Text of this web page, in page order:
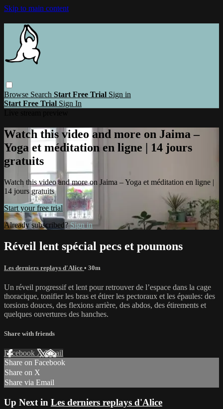
Skip to main content
Browse Search Start Free Trial Sign in
Start Free Trial Sign In
Watch this video and more on Jaima –
Yoga et méditation en ligne | 14 jours
gratuits
Watch this video and more on Jaima – Yoga et méditation en ligne |
14 jours gratuits
Start your free trial
Already subscribed?Sign in
Réveil lent spécial pecs et poumons
Les derniers replays d'Alice • 30m
Un réveil progressif et lent pour retrouver de l’espace dans la cage
thoracique, tonifier les bras et étirer les pectoraux et les épaules: des
torsions douces, des flexions arrière, des abdos, des étirements et
quelques ouvertures des hanches.
Share with friends
Facebook XEmail
Share on Facebook
Share on X
Share via Email
Up Next in Les derniers replays d'Alice